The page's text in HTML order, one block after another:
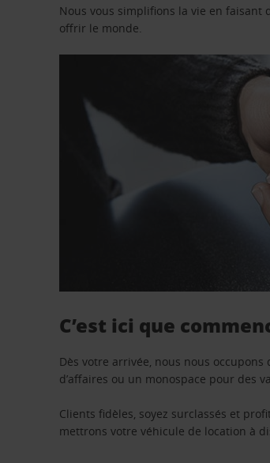
Nous vous simplifions la vie en
offrir le monde.
C’est ici que
Dès votre arrivée, nous nous
d’affaires ou un monospace pour des
Clients fidèles, soyez surclassés et
mettrons votre véhicule de location à